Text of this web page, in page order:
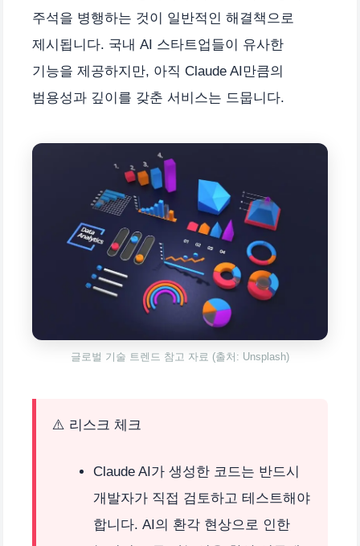
주석을 병행하는 것이 일반적인 해결책으로
제시됩니다. 국내 AI 스타트업들이 유사한
기능을 제공하지만, 아직 Claude AI만큼의
범용성과 깊이를 갖춘 서비스는 드뭅니다.
글로벌 기술 트렌드 참고 자료 (출처: Unsplash)
⚠️ 리스크 체크
Claude AI가 생성한 코드는 반드시
개발자가 직접 검토하고 테스트해야
합니다. AI의 환각 현상으로 인한